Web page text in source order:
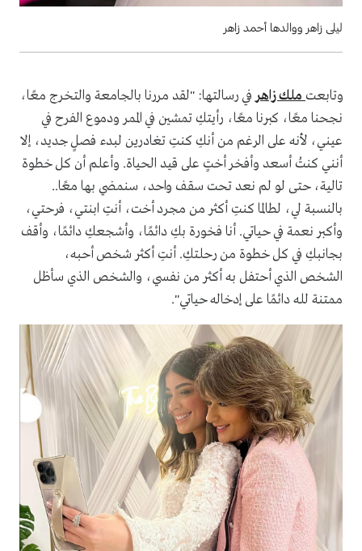
ليلى زاهر ووالدها أحمد زاهر
وتابعت ملك زاهر في رسالتها: "لقد مررنا بالجامعة والتخرج معًا،
نجحنا معًا، كبرنا معًا، رأيتكِ تمشين في الممر ودموع الفرح في
عيني، لأنه على الرغم من أنكِ كنتِ تغادرين لبدء فصلٍ جديد، إلا
أنني كنتُ أسعد وأفخر أختٍ على قيد الحياة. وأعلم أن كل خطوة
تالية، حتى لو لم نعد تحت سقف واحد، سنمضي بها معًا..
بالنسبة لي، لطالما كنتِ أكثر من مجرد أخت، أنتِ ابنتي، فرحتي،
وأكبر نعمة في حياتي. أنا فخورة بكِ دائمًا، وأشجعكِ دائمًا، وأقف
بجانبكِ في كل خطوة من رحلتكِ. أنتِ أكثر شخص أحبه،
الشخص الذي أحتفل به أكثر من نفسي، والشخص الذي سأظل
ممتنة لله دائمًا على إدخاله حياتي".